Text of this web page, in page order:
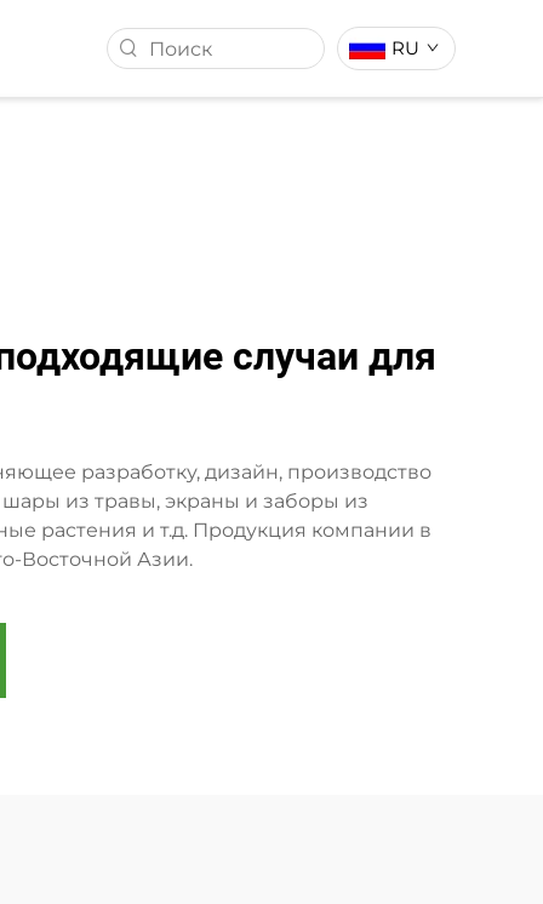
RU
случаи для
разработку, дизайн, производство
из травы, экраны и заборы из
растения и т.д. Продукция компании в
Восточной Азии.